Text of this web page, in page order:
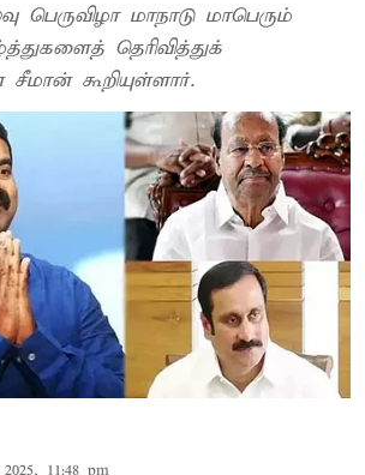
பெருவிழா மாநாடு மாபெரும்
தெரிவித்துக்
கூறியுள்ளார்.
11:48 pm